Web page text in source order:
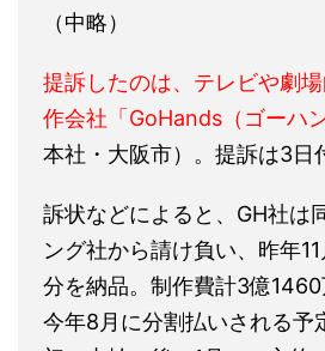
（中略）
提訴したのは、テレビや劇
作会社「GoHands（ゴーハン
本社・大阪市）。提訴は3日
訴状などによると、GH社は
ング社から請け負い、昨年
分を納品。制作費計3億1460
今年8月に分割払いされる予